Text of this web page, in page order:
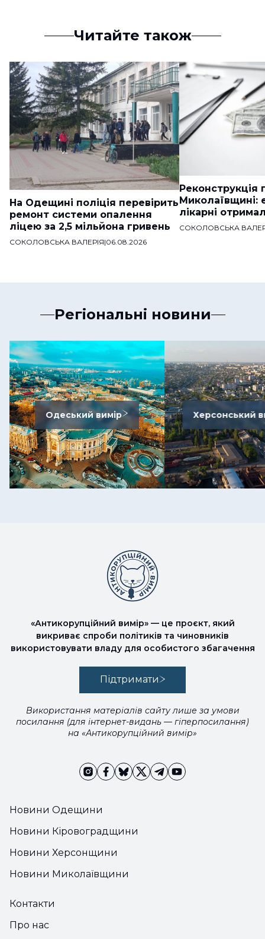
Читайте також
На Одещині поліція перевірить
ремонт системи опалення
ліцею за 2,5 мільйона гривень
СОКОЛОВСЬКА ВАЛЕРІЯ|06.08.2026
Реконструкція
Миколаївщині:
лікарні
СОКОЛОВСЬКА
Регіональні новини
Одеський вимір Херсонський
Новини Одещини
Новини Кіровоградщини
Новини Херсонщини
Новини Миколаївщини
«Антикорупційний вимір» — це проєкт, який
викриває спроби політиків та чиновників
використовувати владу для особистого збагачення
Підтримати
Використання матеріалів сайту лише за умови
посилання (для інтернет-видань — гіперпосилання)
на «Антикорупційний вимір»
Контакти
Про нас